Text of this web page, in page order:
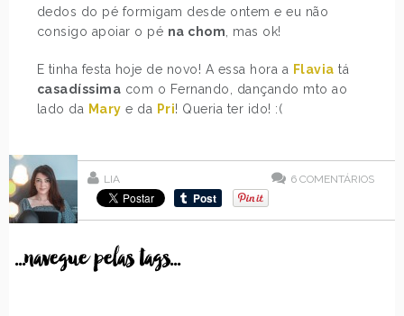
dedos do pé formigam desde ontem e eu não
consigo apoiar o pé na chom , mas ok!
E tinha festa hoje de novo! A essa hora a Flavia tá
casadíssima com o Fernando, dançando mto ao
lado da Mary e da Pri! Queria ter ido! :(
LIA 6 COMENTÁRIOS
...navegue pelas tags...